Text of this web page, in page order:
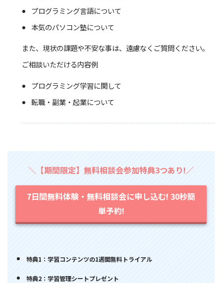
プログラミング言語について
本気のパソコン塾について
また、現状の課題や不安な事は、遠慮なくご質問ください。
ご相談いただける内容例
プログラミング学習に関して
転職・副業・起業について
＼【期間限定】無料相談会参加特典3つあり!／
7日間無料体験・無料相談会に申し込む! 30秒簡
単予約!
特典1：学習コンテンツの1週間無料トライアル
特典2：学習管理シートプレゼント